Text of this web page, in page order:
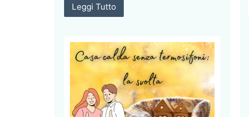
Leggi Tutto